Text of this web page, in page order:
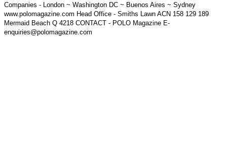
Companies - London ~ Washington DC ~ Buenos Aires ~ Sydney
www.polomagazine.com Head Office - Smiths Lawn ACN 158 129 189
Mermaid Beach Q 4218 CONTACT - POLO Magazine E-
enquiries@polomagazine.com